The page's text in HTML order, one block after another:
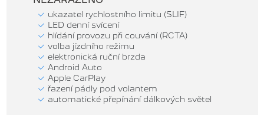
ukazatel rychlostního limitu (SLIF)
LED denní svícení
hlídání provozu při couvání (RCTA)
volba jízdního režimu
elektronická ruční brzda
Android Auto
Apple CarPlay
řazení pádly pod volantem
automatické přepínání dálkových světel